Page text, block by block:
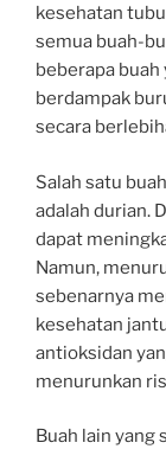
kesehatan
semua buah-
beberapa
berdampak
secara
Salah satu
adalah durian.
dapat
Namun,
sebenarnya
kesehatan
antioksidan
menurunkan
Buah lain yang